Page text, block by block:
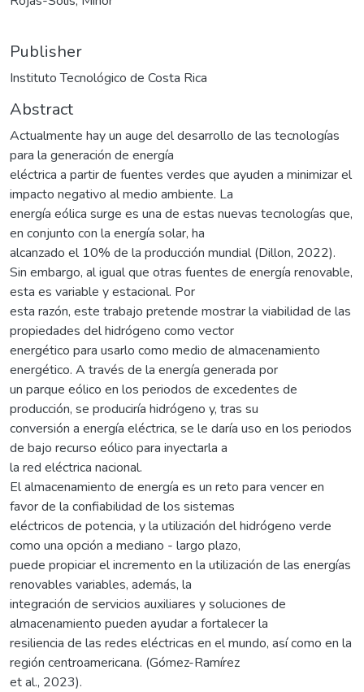
Publisher
Instituto Tecnológico de Costa Rica
Abstract
Actualmente hay un auge del desarrollo de las tecnologías
para la generación de energía
eléctrica a partir de fuentes verdes que ayuden a minimizar el
impacto negativo al medio ambiente. La
energía eólica surge es una de estas nuevas tecnologías que,
en conjunto con la energía solar, ha
alcanzado el 10% de la producción mundial (Dillon, 2022).
Sin embargo, al igual que otras fuentes de energía renovable,
esta es variable y estacional. Por
esta razón, este trabajo pretende mostrar la viabilidad de las
propiedades del hidrógeno como vector
energético para usarlo como medio de almacenamiento
energético. A través de la energía generada por
un parque eólico en los periodos de excedentes de
producción, se produciría hidrógeno y, tras su
conversión a energía eléctrica, se le daría uso en los periodos
de bajo recurso eólico para inyectarla a
la red eléctrica nacional.
El almacenamiento de energía es un reto para vencer en
favor de la confiabilidad de los sistemas
eléctricos de potencia, y la utilización del hidrógeno verde
como una opción a mediano - largo plazo,
puede propiciar el incremento en la utilización de las energías
renovables variables, además, la
integración de servicios auxiliares y soluciones de
almacenamiento pueden ayudar a fortalecer la
resiliencia de las redes eléctricas en el mundo, así como en la
región centroamericana. (Gómez-Ramírez
et al., 2023).